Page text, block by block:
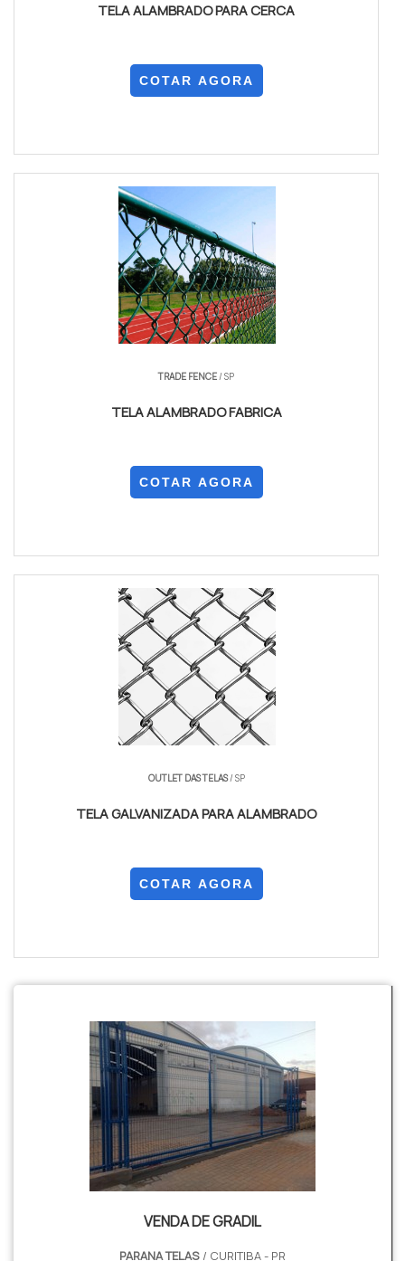
TELA ALAMBRADO PARA CERCA
COTAR AGORA
TRADE FENCE/ SP
TELA ALAMBRADO FABRICA
COTAR AGORA
OUTLET DAS TELAS/ SP
TELA GALVANIZADA PARA ALAMBRADO
COTAR AGORA
VENDA DE GRADIL
PARANA TELAS / CURITIBA - PR